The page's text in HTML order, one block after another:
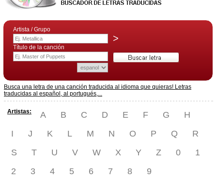
Artista / Grupo
>
Título de la canción
Busca una letra de una canción traducida al idioma que quieras! Letras
traducidas al español, al portugués,...
Artistas: A B C D E F G
H
I
J K L M N O P Q
R
S
T U V W X Y Z 0
1
2
3 4 5 6 7 8 9